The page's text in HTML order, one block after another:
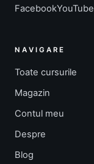
FacebookYouTube
NAVIGARE
Toate cursurile
Magazin
Contul meu
Despre
Blog